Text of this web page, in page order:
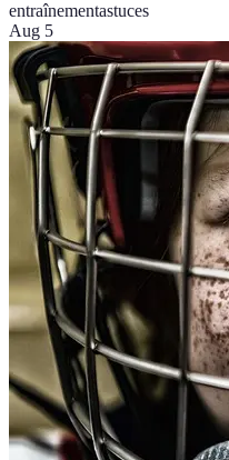
entraînementastuces
Aug 5